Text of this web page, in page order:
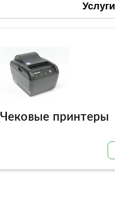
Услуги
Чековые принтеры